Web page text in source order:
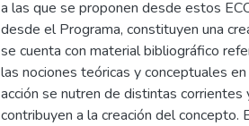
a las que se proponen desde estos
desde el Programa, constituyen una
se cuenta con material bibliográfico
las nociones teóricas y conceptuales
acción se nutren de distintas
contribuyen a la creación del